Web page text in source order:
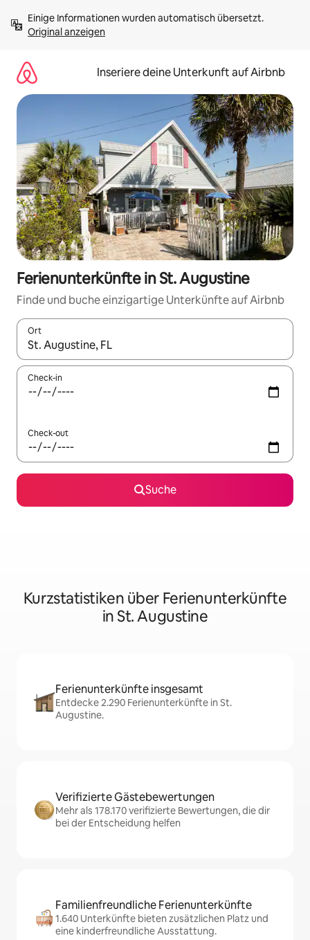
Inhalten
springenOriginal anzeigen
Inseriere deine Unterkunft auf Airbnb
Ferienunterkünfte in St. Augustine
Finde und buche einzigartige Unterkünfte auf Airbnb
Ort
Wenn Ergebnisse verfügbar sind, navigiere mit den
Check-in
Check-out
Suche
Kurzstatistiken über Ferienunterkünfte
in St. Augustine
Ferienunterkünfte insgesamt
Entdecke 2.290 Ferienunterkünfte in St.
Augustine.
Verifizierte Gästebewertungen
Mehr als 178.170 verifizierte Bewertungen, die dir
bei der Entscheidung helfen
Familienfreundliche Ferienunterkünfte
1.640 Unterkünfte bieten zusätzlichen Platz und
eine kinderfreundliche Ausstattung.